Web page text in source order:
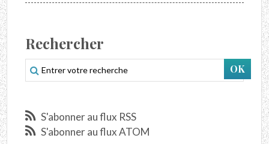
Rechercher
S'abonner au flux RSS
S'abonner au flux ATOM